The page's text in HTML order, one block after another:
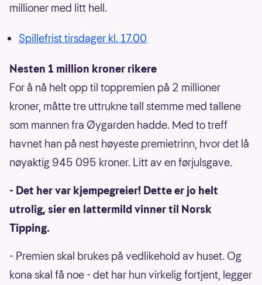
millioner med litt hell.
Spillefrist tirsdager kl. 17.00
Nesten 1 million kroner rikere
For å nå helt opp til toppremien på 2 millioner
kroner, måtte tre uttrukne tall stemme med tallene
som mannen fra Øygarden hadde. Med to treff
havnet han på nest høyeste premietrinn, hvor det lå
nøyaktig 945 095 kroner. Litt av en førjulsgave.
- Det her var kjempegreier! Dette er jo helt
utrolig, sier en lattermild vinner til Norsk
Tipping.
- Premien skal brukes på vedlikehold av huset. Og
kona skal få noe - det har hun virkelig fortjent, legger